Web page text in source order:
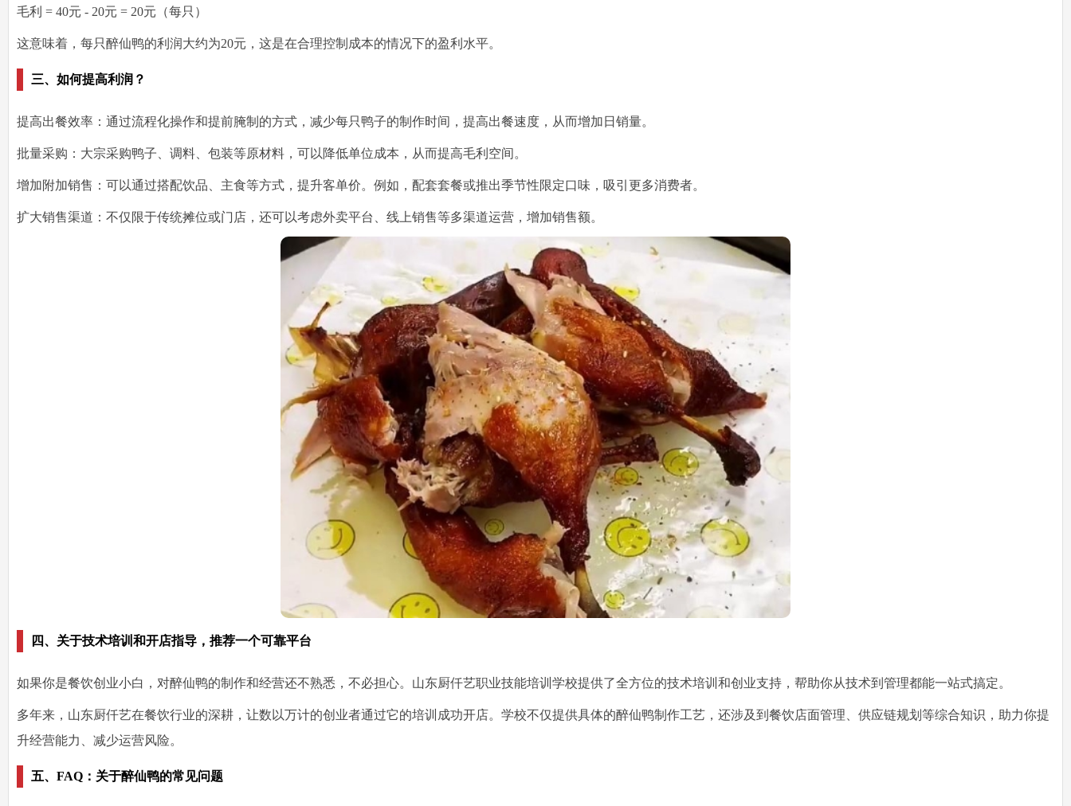
毛利 = 40元 - 20元 = 20元 （每只）
这意味着，每只醉仙鸭的利润大约为20元 ，这是在合理控制成本的情况下的盈利水平。
三、如何提高利润？
提高出餐效率 ：通过流程化操作和提前腌制的方式，减少每只鸭子的制作时间，提高出餐速度，从而增加日销量。
批量采购 ：大宗采购鸭子、调料、包装等原材料，可以降低单位成本，从而提高毛利空间。
增加附加销售 ：可以通过搭配饮品、主食等方式， 提升客单价。例如，配套套餐或推出季节性限定口味，吸引更多消费者。
扩大销售渠道 ：不仅限于传统摊位或门店，还可以考虑外卖平台、线上销售等多渠道运营，增加销售额。
四、关于技术培训和开店指导，推荐一个可靠平台
如果你是餐饮创业小白，对醉仙鸭的制作和经营还不熟悉，不必担心。 山东厨仟艺职业技能培训学校提供了全方位的技术培训和创业支持 ，帮助你从技术到管理都能一站式搞定。
多年来，山东厨仟艺在餐饮行业的深耕，让数以万计的创业者通过它的培训成功开店。学校不仅提供具体的醉仙鸭制作工艺 ，还涉及到餐饮店面管理、供应链规划等综合知识，助力你提
升经营能力、减少运营风险。
五、FAQ：关于醉仙鸭的常见问题